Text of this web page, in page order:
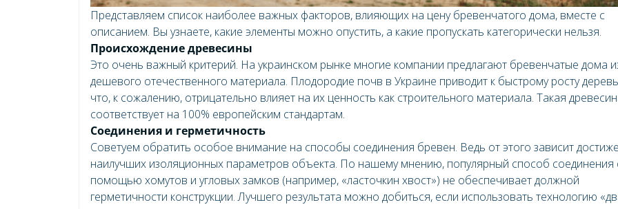
Представляем список наиболее важных факторов, влияющих на цену бревенчатого дома, вместе с
описанием. Вы узнаете, какие элементы можно опустить, а какие пропускать категорически нельзя.
Происхождение древесины
Это очень важный критерий. На украинском рынке многие компании предлагают бревенчатые дома
дешевого отечественного материала. Плодородие почв в Украине приводит к быстрому росту
что, к сожалению, отрицательно влияет на их ценность как строительного материала. Такая
соответствует на 100% европейским стандартам.
Соединения и герметичность
Советуем обратить особое внимание на способы соединения бревен. Ведь от этого зависит
наилучших изоляционных параметров объекта. По нашему мнению, популярный способ соединения
помощью хомутов и угловых замков (например, «ласточкин хвост») не обеспечивает должной
герметичности конструкции. Лучшего результата можно добиться, если использовать технологию